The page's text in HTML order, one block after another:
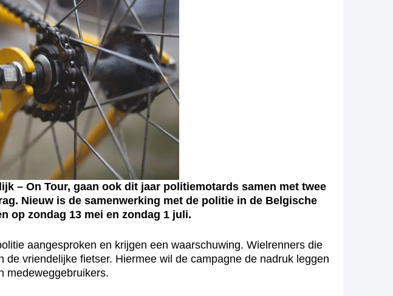
– On Tour, gaan ook dit jaar politiemotards samen met twee
Nieuw is de samenwerking met de politie in de Belgische
op zondag 13 mei en zondag 1 juli.
aangesproken en krijgen een waarschuwing. Wielrenners die
vriendelijke fietser. Hiermee wil de campagne de nadruk leggen
medeweggebruikers.